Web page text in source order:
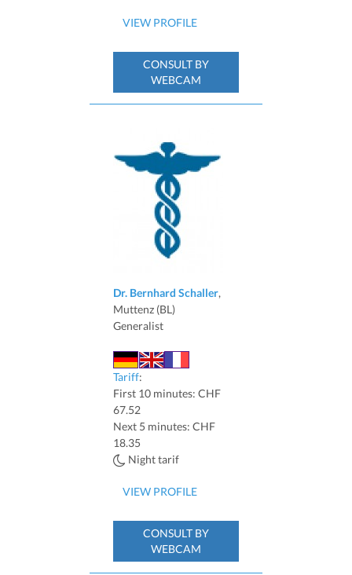
VIEW PROFILE
CONSULT BY
WEBCAM
Dr. Bernhard Schaller,
Muttenz (BL)
Generalist
Tariff:
First 10 minutes: CHF
67.52
Next 5 minutes: CHF
18.35
Night tarif
VIEW PROFILE
CONSULT BY
WEBCAM